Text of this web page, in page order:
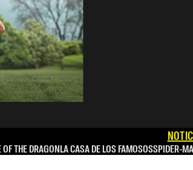
OF THE DRAGONLA CASA DE LOS FAMOSOSSPIDER-